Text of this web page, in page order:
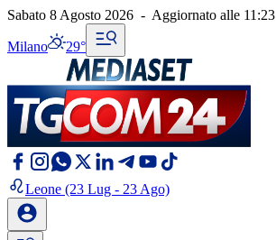
Sabato 8 Agosto 2026 - Aggiornato alle 11:23
Milano 29°
Leone (23 Lug - 23 Ago)